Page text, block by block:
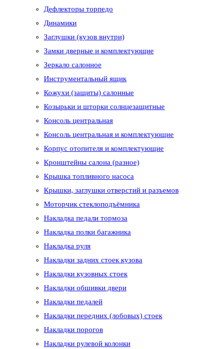
Дефлекторы торпедо
Динамики
Заглушки (кузов внутри)
Замки дверные и комплектующие
Зеркало салонное
Инструментальный ящик
Кожухи (защиты) салонные
Козырьки и шторки солнцезащитные
Консоль центральная
Консоль центральная и комплектующие
Корпус отопителя и комплектующие
Кронштейны салона (разное)
Крышка топливного насоса
Крышки, заглушки отверстий и разъемов
Моторчик стеклоподъёмника
Накладка педали тормоза
Накладка полки багажника
Накладка руля
Накладки задних стоек кузова
Накладки кузовных стоек
Накладки обшивки двери
Накладки педалей
Накладки передних (лобовых) стоек
Накладки порогов
Накладки рулевой колонки